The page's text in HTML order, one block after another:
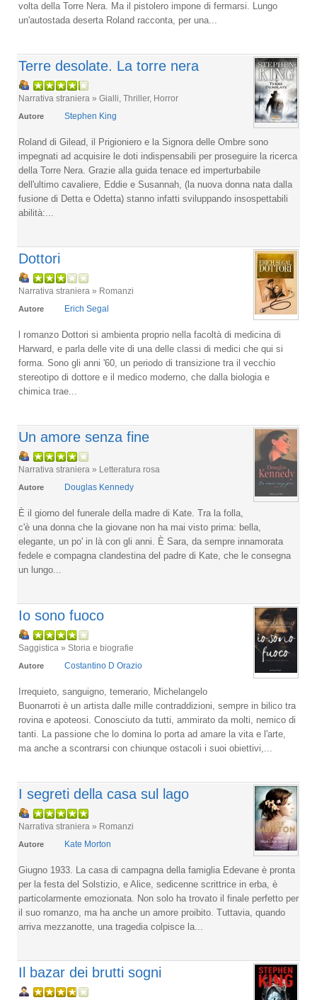
volta della Torre Nera. Ma il pistolero impone di fermarsi. Lungo
un'autostada deserta Roland racconta, per una...
Terre desolate. La torre nera
Narrativa straniera » Gialli, Thriller, Horror
Autore Stephen King
Roland di Gilead, il Prigioniero e la Signora delle Ombre sono
impegnati ad acquisire le doti indispensabili per proseguire la ricerca
della Torre Nera. Grazie alla guida tenace ed imperturbabile
dell'ultimo cavaliere, Eddie e Susannah, (la nuova donna nata dalla
fusione di Detta e Odetta) stanno infatti sviluppando insospettabili
abilità:...
Dottori
Narrativa straniera » Romanzi
Autore Erich Segal
l romanzo Dottori si ambienta proprio nella facoltà di medicina di
Harward, e parla delle vite di una delle classi di medici che qui si
forma. Sono gli anni '60, un periodo di transizione tra il vecchio
stereotipo di dottore e il medico moderno, che dalla biologia e
chimica trae...
Un amore senza fine
Narrativa straniera » Letteratura rosa
Autore Douglas Kennedy
È il giorno del funerale della madre di Kate. Tra la folla,
c'è una donna che la giovane non ha mai visto prima: bella,
elegante, un po' in là con gli anni. È Sara, da sempre innamorata
fedele e compagna clandestina del padre di Kate, che le consegna
un lungo...
Io sono fuoco
Saggistica » Storia e biografie
Autore Costantino D Orazio
Irrequieto, sanguigno, temerario, Michelangelo
Buonarroti è un artista dalle mille contraddizioni, sempre in bilico tra
rovina e apoteosi. Conosciuto da tutti, ammirato da molti, nemico di
tanti. La passione che lo domina lo porta ad amare la vita e l'arte,
ma anche a scontrarsi con chiunque ostacoli i suoi obiettivi,...
I segreti della casa sul lago
Narrativa straniera » Romanzi
Autore Kate Morton
Giugno 1933. La casa di campagna della famiglia Edevane è pronta
per la festa del Solstizio, e Alice, sedicenne scrittrice in erba, è
particolarmente emozionata. Non solo ha trovato il finale perfetto per
il suo romanzo, ma ha anche un amore proibito. Tuttavia, quando
arriva mezzanotte, una tragedia colpisce la...
Il bazar dei brutti sogni